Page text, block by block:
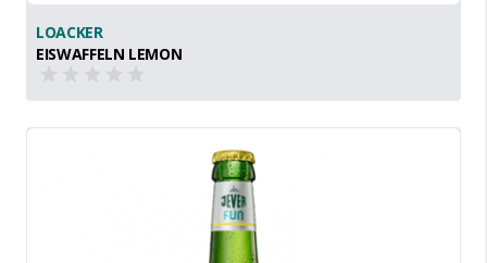
LOACKER
EISWAFFELN LEMON